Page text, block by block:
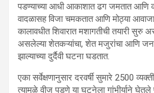
पडण्याच्या आधी आकाशात ढग जमतात आणि
वादळासह विजा चमकतात आणि मोठ्या
कालावधीत शिवारात मशागतीची तयारी सुरु
असलेल्या शेतकऱ्यांचा, शेत मजुरांचा आणि
झाल्याच्या दुर्दैवी घटना घडतात.
एका सर्वेक्षणानुसार दरवर्षी सुमारे 2500
त्यामुळे वीज पडणे या घटनेला गांभीर्याने